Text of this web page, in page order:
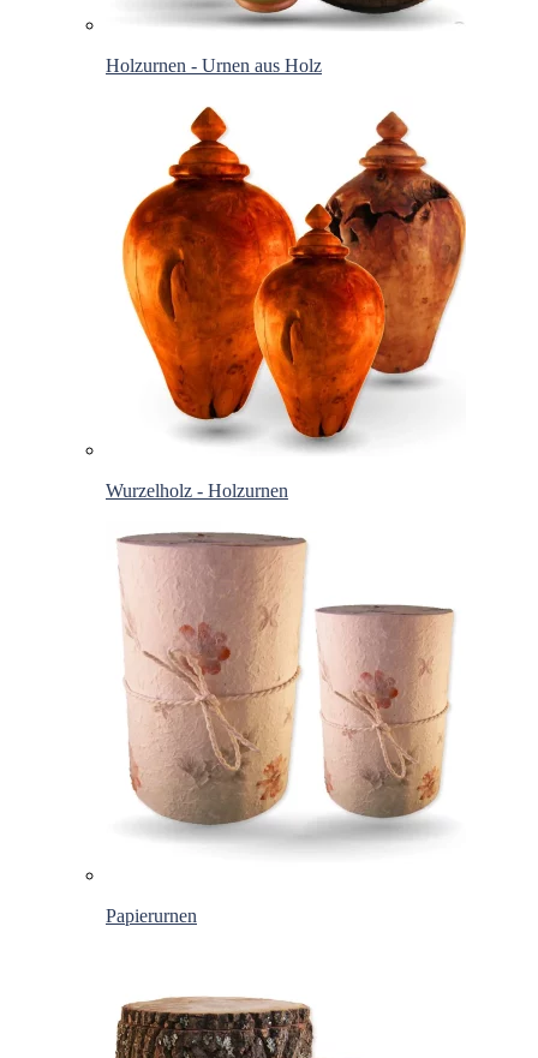
Holzurnen - Urnen aus Holz
Wurzelholz - Holzurnen
Papierurnen